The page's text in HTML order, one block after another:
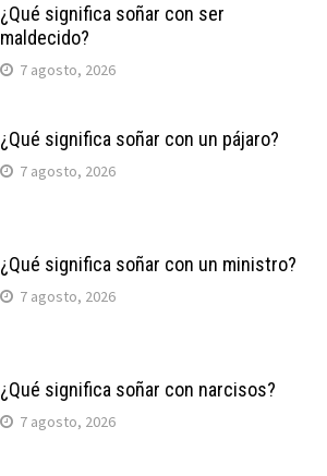
¿Qué significa soñar con ser
maldecido?
7 agosto, 2026
¿Qué significa soñar con un pájaro?
7 agosto, 2026
¿Qué significa soñar con un ministro?
7 agosto, 2026
¿Qué significa soñar con narcisos?
7 agosto, 2026